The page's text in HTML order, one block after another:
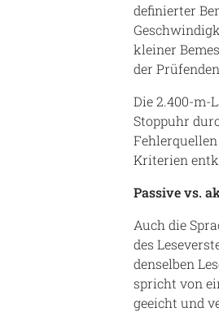
definierter
kleiner
der
Die 2.400-m-
Stoppuhr
Kriterien
Passive vs.
Auch die
des
denselben
spricht von
geeicht und